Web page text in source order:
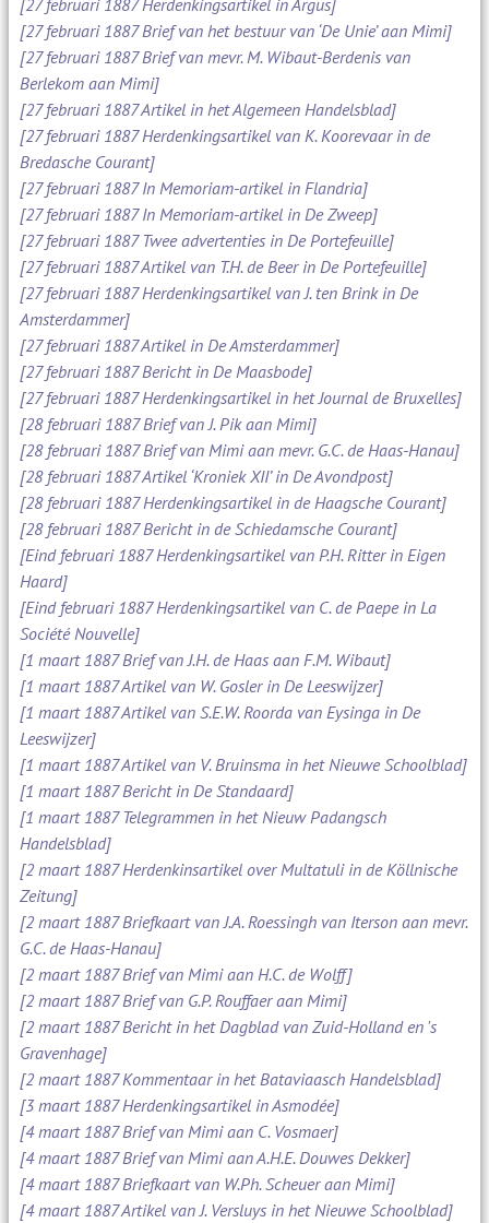
[27 februari 1887 Brief van het bestuur van ‘De Unie’ aan Mimi]
[27 februari 1887 Brief van mevr. M. Wibaut-Berdenis van
Berlekom aan Mimi]
[27 februari 1887 Artikel in het Algemeen Handelsblad]
[27 februari 1887 Herdenkingsartikel van K. Koorevaar in de
Bredasche Courant]
[27 februari 1887 In Memoriam-artikel in Flandria]
[27 februari 1887 In Memoriam-artikel in De Zweep]
[27 februari 1887 Twee advertenties in De Portefeuille]
[27 februari 1887 Artikel van T.H. de Beer in De Portefeuille]
[27 februari 1887 Herdenkingsartikel van J. ten Brink in De
Amsterdammer]
[27 februari 1887 Artikel in De Amsterdammer]
[27 februari 1887 Bericht in De Maasbode]
[27 februari 1887 Herdenkingsartikel in het Journal de Bruxelles]
[28 februari 1887 Brief van J. Pik aan Mimi]
[28 februari 1887 Brief van Mimi aan mevr. G.C. de Haas-Hanau]
[28 februari 1887 Artikel ‘Kroniek XII’ in De Avondpost]
[28 februari 1887 Herdenkingsartikel in de Haagsche Courant]
[28 februari 1887 Bericht in de Schiedamsche Courant]
[Eind februari 1887 Herdenkingsartikel van P.H. Ritter in Eigen
Haard]
[Eind februari 1887 Herdenkingsartikel van C. de Paepe in La
Société Nouvelle]
[1 maart 1887 Brief van J.H. de Haas aan F.M. Wibaut]
[1 maart 1887 Artikel van W. Gosler in De Leeswijzer]
[1 maart 1887 Artikel van S.E.W. Roorda van Eysinga in De
Leeswijzer]
[1 maart 1887 Artikel van V. Bruinsma in het Nieuwe Schoolblad]
[1 maart 1887 Bericht in De Standaard]
[1 maart 1887 Telegrammen in het Nieuw Padangsch
Handelsblad]
[2 maart 1887 Herdenkinsartikel over Multatuli in de Köllnische
Zeitung]
[2 maart 1887 Briefkaart van J.A. Roessingh van Iterson aan mevr.
G.C. de Haas-Hanau]
[2 maart 1887 Brief van Mimi aan H.C. de Wolff]
[2 maart 1887 Brief van G.P. Rouffaer aan Mimi]
[2 maart 1887 Bericht in het Dagblad van Zuid-Holland en 's
Gravenhage]
[2 maart 1887 Kommentaar in het Bataviaasch Handelsblad]
[3 maart 1887 Herdenkingsartikel in Asmodée]
[4 maart 1887 Brief van Mimi aan C. Vosmaer]
[4 maart 1887 Brief van Mimi aan A.H.E. Douwes Dekker]
[4 maart 1887 Briefkaart van W.Ph. Scheuer aan Mimi]
[4 maart 1887 Artikel van J. Versluys in het Nieuwe Schoolblad]